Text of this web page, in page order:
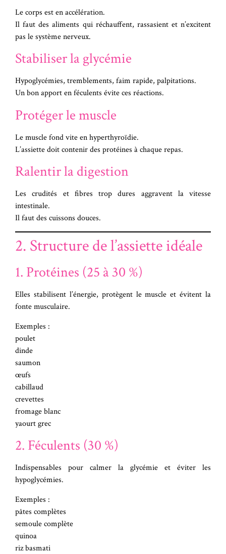
Le corps est en accélération.
Il faut des aliments qui réchauffent, rassasient et n’excitent
pas le système nerveux.
Stabiliser la glycémie
Hypoglycémies, tremblements, faim rapide, palpitations.
Un bon apport en féculents évite ces réactions.
Protéger le muscle
Le muscle fond vite en hyperthyroïdie.
L’assiette doit contenir des protéines à chaque repas.
Ralentir la digestion
Les crudités et fibres trop dures aggravent la vitesse
intestinale.
Il faut des cuissons douces.
2. Structure de l’assiette idéale
1. Protéines (25 à 30 %)
Elles stabilisent l’énergie, protègent le muscle et évitent la
fonte musculaire.
Exemples :
poulet
dinde
saumon
œufs
cabillaud
crevettes
fromage blanc
yaourt grec
2. Féculents (30 %)
Indispensables pour calmer la glycémie et éviter les
hypoglycémies.
Exemples :
pâtes complètes
semoule complète
quinoa
riz basmati